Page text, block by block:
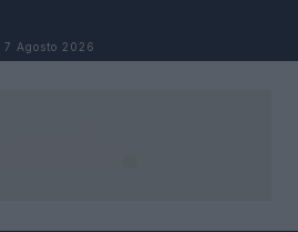
7 Agosto 2026